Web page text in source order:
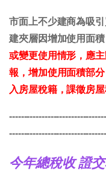
市面上不少建商為吸
建夾層因增加使用面積
或變更使用情形，應
報，增加使用面積部
入房屋稅籍，課徵房
今年總稅收 證